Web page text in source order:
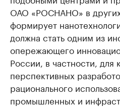
ОАО «РОСНАНО» в
формирует
должна стать одним из
опережающего
России, в частности, для
перспективных
рационального
промышленных и